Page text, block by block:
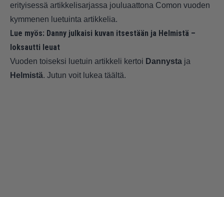
erityisessä artikkelisarjassa jouluaattona Comon vuoden
kymmenen luetuinta artikkelia.
Lue myös: Danny julkaisi kuvan itsestään ja Helmistä –
loksautti leuat
Vuoden toiseksi luetuin artikkeli kertoi Dannysta ja
Helmistä. Jutun voit lukea täältä.